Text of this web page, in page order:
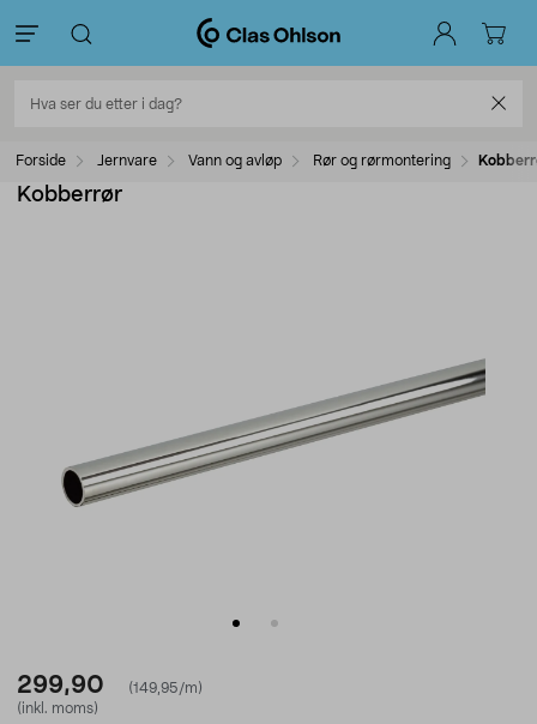
Forside Jernvare Vann og avløp Rør og rørmontering
Kobberrør
299,90
(149,95/m)
(inkl. moms)